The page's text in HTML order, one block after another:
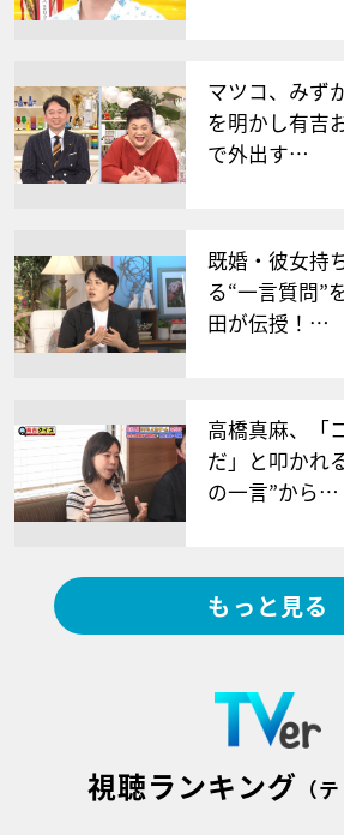
マツコ、みず
を明かし有吉
で外出す…
既婚・彼女持
る“一言質問”
田が伝授！…
高橋真麻、「
だ」と叩かれ
の一言”から…
もっと見る
視聴ランキング （